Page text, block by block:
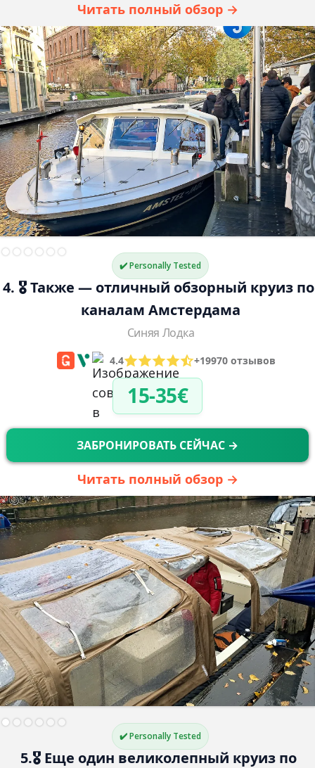
Читать полный обзор →
✔️ Personally Tested
4. 🎖️ Также — отличный обзорный круиз
каналам Амстердама
Синяя Лодка
4.4 +19970 отзывов
15-35€
ЗАБРОНИРОВАТЬ СЕЙЧАС →
Читать полный обзор →
✔️ Personally Tested
5.🎖️ Еще один великолепный круиз по